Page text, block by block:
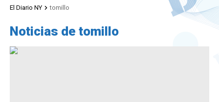
El Diario NY tomillo
Noticias de tomillo